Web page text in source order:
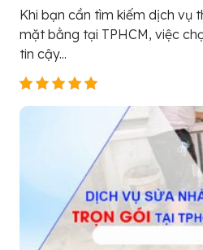
Khi bạn cần tìm kiếm dịch vụ
mặt bằng tại TPHCM, việc
tin cậy...